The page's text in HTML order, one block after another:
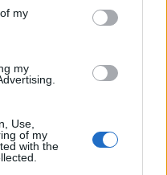
my
my
Use,
of my
with the
disponibles pour
l’intensité
efficace, adaptée à
sa santé
si vous cherchez :
pour soutenir